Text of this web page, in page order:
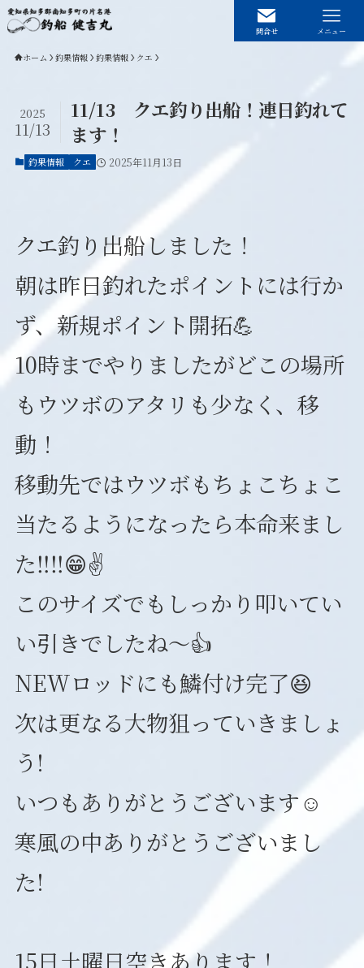
釣果情報
料金アクセス お問い合わせ
プライバシーポリシー
業務規程等の情報公表
保険証券
遊漁船業者登録票
Instagram
Facebook
問合せ メニュー
ホーム 釣果情報 釣果情報 クエ
11/13 クエ釣り出船！連日釣れて
ます！
2025
11/13
釣果情報 クエ 2025年11月13日
クエ釣り出船しました！
朝は昨日釣れたポイントには行か
ず、新規ポイント開拓💪
10時までやりましたがどこの場所
もウツボのアタリも少なく、移
動！
移動先ではウツボもちょこちょこ
当たるようになったら本命来まし
た‼️‼️😁✌️
このサイズでもしっかり叩いてい
い引きでしたね～👍
NEWロッドにも鱗付け完了😆
次は更なる大物狙っていきましょ
う!
いつもありがとうございます☺️
寒風の中ありがとうございまし
た!
15日土曜日空きあります！